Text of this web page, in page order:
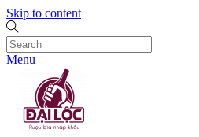
Skip to content
Menu